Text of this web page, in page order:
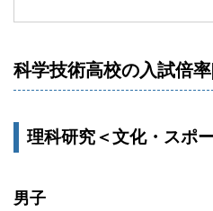
科学技術高校の入試倍
理科研究＜文化・スポ
男子